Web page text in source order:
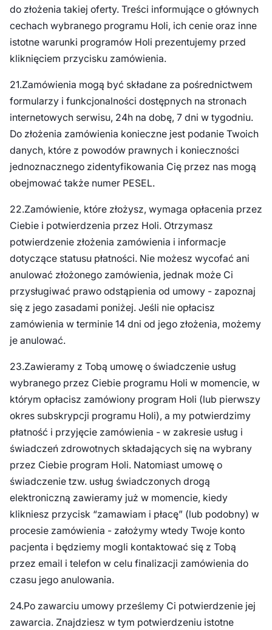
do złożenia takiej oferty. Treści informujące o głównych
cechach wybranego programu Holi, ich cenie oraz inne
istotne warunki programów Holi prezentujemy przed
kliknięciem przycisku zamówienia.
21.Zamówienia mogą być składane za pośrednictwem
formularzy i funkcjonalności dostępnych na stronach
internetowych serwisu, 24h na dobę, 7 dni w tygodniu.
Do złożenia zamówienia konieczne jest podanie Twoich
danych, które z powodów prawnych i konieczności
jednoznacznego zidentyfikowania Cię przez nas mogą
obejmować także numer PESEL.
22.Zamówienie, które złożysz, wymaga opłacenia przez
Ciebie i potwierdzenia przez Holi. Otrzymasz
potwierdzenie złożenia zamówienia i informacje
dotyczące statusu płatności. Nie możesz wycofać ani
anulować złożonego zamówienia, jednak może Ci
przysługiwać prawo odstąpienia od umowy - zapoznaj
się z jego zasadami poniżej. Jeśli nie opłacisz
zamówienia w terminie 14 dni od jego złożenia, możemy
je anulować.
23.Zawieramy z Tobą umowę o świadczenie usług
wybranego przez Ciebie programu Holi w momencie, w
którym opłacisz zamówiony program Holi (lub pierwszy
okres subskrypcji programu Holi), a my potwierdzimy
płatność i przyjęcie zamówienia - w zakresie usług i
świadczeń zdrowotnych składających się na wybrany
przez Ciebie program Holi. Natomiast umowę o
świadczenie tzw. usług świadczonych drogą
elektroniczną zawieramy już w momencie, kiedy
klikniesz przycisk “zamawiam i płacę” (lub podobny) w
procesie zamówienia - założymy wtedy Twoje konto
pacjenta i będziemy mogli kontaktować się z Tobą
przez email i telefon w celu finalizacji zamówienia do
czasu jego anulowania.
24.Po zawarciu umowy prześlemy Ci potwierdzenie jej
zawarcia. Znajdziesz w tym potwierdzeniu istotne